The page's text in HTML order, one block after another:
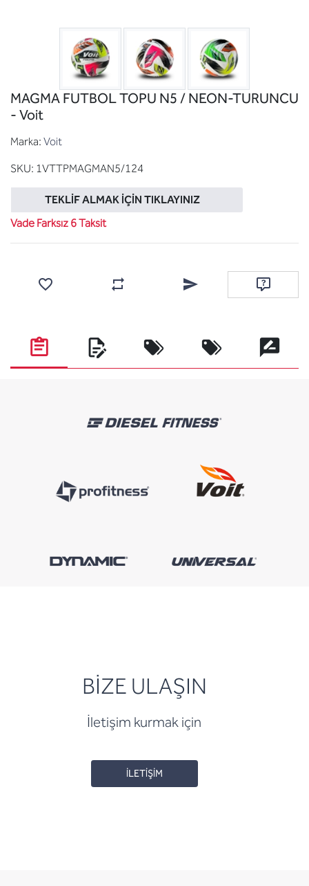
MAGMA FUTBOL TOPU N5 / NEON-TURUNCU
- Voit
Marka: Voit
SKU: 1VTTPMAGMAN5/124
TEKLIF ALMAK İÇIN TIKLAYINIZ
Vade Farksız 6 Taksit
Karşılaştırma listesine ekleArkadaşına e-posta ile
Soru sor
BİZE ULAŞIN
İletişim kurmak için
İLETİŞİM